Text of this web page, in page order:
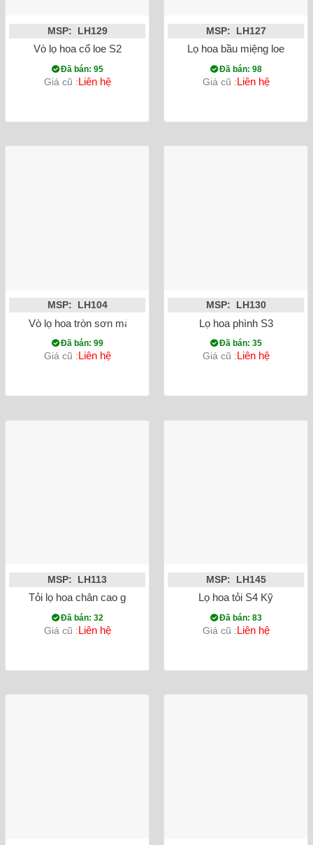
MSP: LH129
Vò lọ hoa cổ loe S2
Đã bán: 95
Giá cũ :Liên hệ
MSP: LH127
Lọ hoa bầu miệng loe S2
Đã bán: 98
Giá cũ :Liên hệ
MSP: LH104
Vò lọ hoa tròn sơn mài 3D
Đã bán: 99
Giá cũ :Liên hệ
MSP: LH130
Lọ hoa phình S3
Đã bán: 35
Giá cũ :Liên hệ
MSP: LH113
Tỏi lọ hoa chân cao gốm
Đã bán: 32
Giá cũ :Liên hệ
MSP: LH145
Lọ hoa tỏi S4 Kỹ
Đã bán: 83
Giá cũ :Liên hệ